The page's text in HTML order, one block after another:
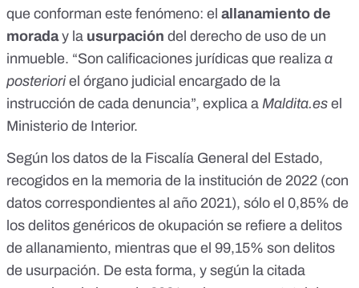
que conforman este fenómeno: el allanamiento de
moraday la usurpación del derecho de uso de un
inmueble. “Son calificaciones jurídicas que realiza a
posterioriel órgano judicial encargado de la
instrucción de cada denuncia”, explica a Maldita.es el
Ministerio de Interior.
Según los datos de la Fiscalía General del Estado,
recogidos en la memoria de la institución de 2022 (con
datos correspondientes al año 2021), sólo el 0,85% de
los delitos genéricos de okupación se refiere a delitos
de allanamiento, mientras que el 99,15% son delitos
de usurpación. De esta forma, y según la citada